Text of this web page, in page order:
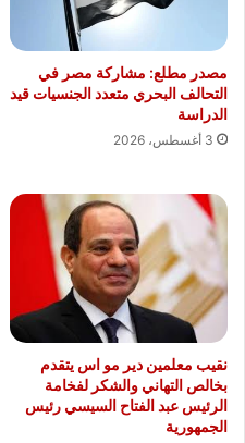
مصدر مطلع: مشاركة مصر في
التحالف البحري متعدد الجنسيات قيد
الدراسة
3 أغسطس، 2026
نقيب معلمين دير مو اس يتقدم
بخالص التهاني والشكر لفخامة
الرئيس عبد الفتاح السيسي رئيس
الجمهورية